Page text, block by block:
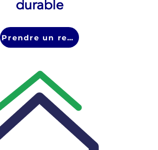
durable
Prendre un rendez vous